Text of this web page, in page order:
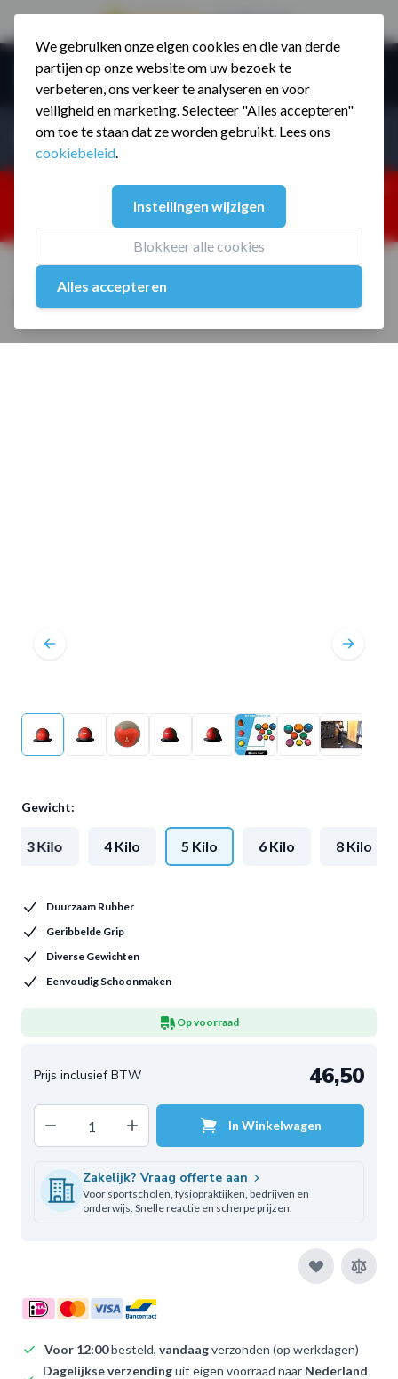
We gebruiken onze eigen cookies en die van derde
partijen op onze website om uw bezoek te
verbeteren, ons verkeer te analyseren en voor
veiligheid en marketing. Selecteer "Alles accepteren"
om toe te staan dat ze worden gebruikt. Lees ons
cookiebeleid.
Instellingen wijzigen
Blokkeer alle cookies
Alles accepteren
Ga naar de inhoud
Menu
Producten zoeken...
25% korting ivm vakantiesluiting. Gebruik code:
ZOMERMP. muv vloeren, fitnesstoestellen, boksartikelen,
zakelijk en dealer inlog. Verzending vanaf 19 aug.
Home / Rubber medicijnbal 5 kg
Rubber medicijnbal 5 kg
Gewicht:
3 Kilo 4 Kilo 5 Kilo 6 Kilo 8 Kilo
Duurzaam Rubber
Geribbelde Grip
Diverse Gewichten
Eenvoudig Schoonmaken
Op voorraad
46,50
Decrease quantityIncrease quantityIn Winkelwagen
Zakelijk? Vraag offerte aan
Voor sportscholen, fysiopraktijken, bedrijven en
onderwijs. Snelle reactie en scherpe prijzen.
Voor 12:00besteld, vandaagverzonden (op werkdagen)
Dagelijkse verzendinguit eigen voorraad naar Nederland